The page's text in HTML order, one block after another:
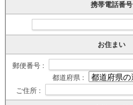
携帯電話番号
お住まい
郵便番号 :
都道府県 :
ご住所 :